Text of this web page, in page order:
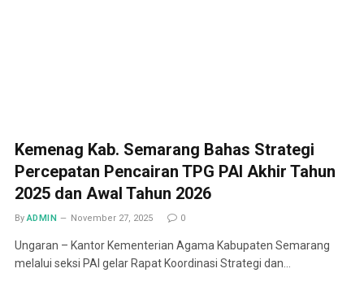
Kemenag Kab. Semarang Bahas Strategi
Percepatan Pencairan TPG PAI Akhir Tahun
2025 dan Awal Tahun 2026
By ADMIN November 27, 2025 0
Ungaran – Kantor Kementerian Agama Kabupaten Semarang
melalui seksi PAI gelar Rapat Koordinasi Strategi dan…